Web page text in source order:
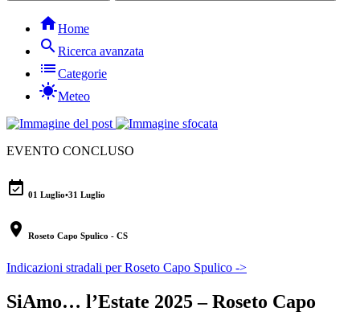
homeHome
searchRicerca avanzata
listCategorie
sunnyMeteo
EVENTO CONCLUSO
event_available 01 Luglio•31 Luglio
location_on Roseto Capo Spulico - CS
Indicazioni stradali per Roseto Capo Spulico ->
SiAmo… l’Estate 2025 – Roseto Capo